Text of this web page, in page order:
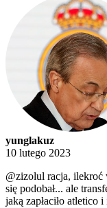
yunglakuz
10 lutego 2023
@zizolul racja, ilekroć
się podobał... ale
jaką zapłaciło atletico